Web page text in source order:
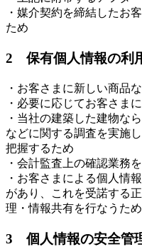
・媒介契約を締結したお
ため
2 保有個人情報の利
・お客さまに新しい商品
・必要に応じてお客さま
・当社の建築した建物な
などに関する調査を実施
把握するため
・会計監査上の確認業務
・お客さまによる個人情
があり、これを受諾する
理・情報共有を行なうため
3 個人情報の安全管